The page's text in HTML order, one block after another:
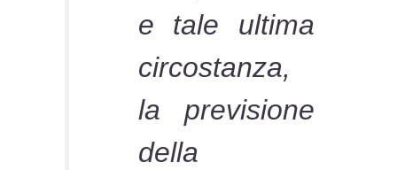
e tale ultima
circostanza,
la previsione
della